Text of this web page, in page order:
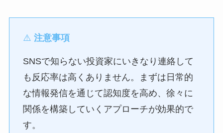
⚠️ 注意事項
SNSで知らない投資家にいきなり連絡して
も反応率は高くありません。まずは日常的
な情報発信を通じて認知度を高め、徐々に
関係を構築していくアプローチが効果的で
す。